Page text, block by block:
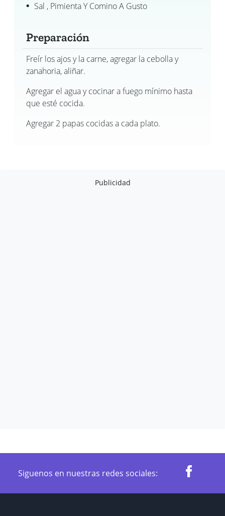
Sal , Pimienta Y Comino A Gusto
Preparación
Freír los ajos y la carne, agregar la cebolla y
zanahoria, aliñar.
Agregar el agua y cocinar a fuego mínimo hasta
que esté cocida.
Agregar 2 papas cocidas a cada plato.
Publicidad
Siguenos en nuestras redes sociales: